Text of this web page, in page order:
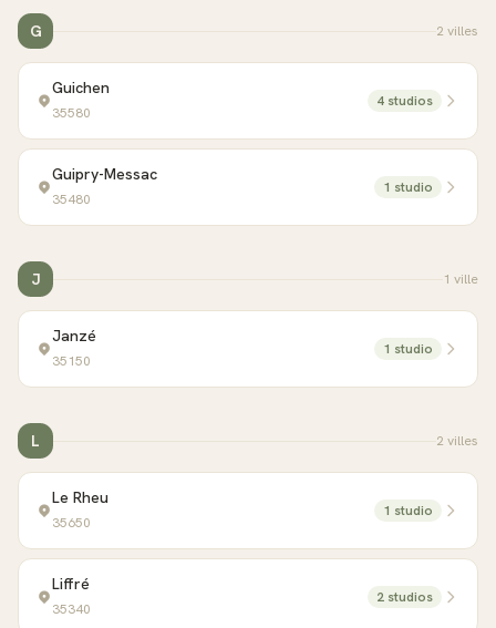
G 2 villes
Guichen
35580
4 studios
Guipry-Messac
35480
1 studio
J 1 ville
Janzé
35150
1 studio
L 2 villes
Le Rheu
35650
1 studio
Liffré
35340
2 studios